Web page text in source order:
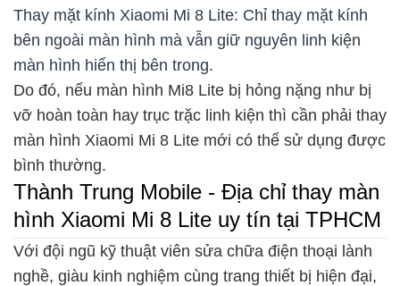
Thay mặt kính Xiaomi Mi 8 Lite: Chỉ thay mặt kính
bên ngoài màn hình mà vẫn giữ nguyên linh kiện
màn hình hiển thị bên trong.
Do đó, nếu màn hình Mi8 Lite bị hỏng nặng như bị
vỡ hoàn toàn hay trục trặc linh kiện thì cần phải thay
màn hình Xiaomi Mi 8 Lite mới có thể sử dụng được
bình thường.
Thành Trung Mobile - Địa chỉ thay màn
hình Xiaomi Mi 8 Lite uy tín tại TPHCM
Với đội ngũ kỹ thuật viên sửa chữa điện thoại lành
nghề, giàu kinh nghiệm cùng trang thiết bị hiện đại,